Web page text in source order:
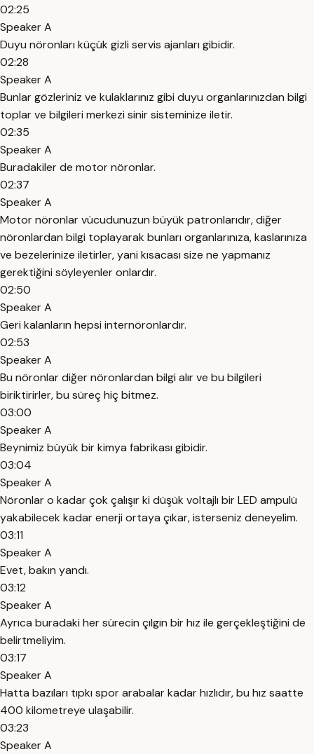
02:25
Speaker A
Duyu nöronları küçük gizli servis ajanları gibidir.
02:28
Speaker A
Bunlar gözleriniz ve kulaklarınız gibi duyu organlarınızdan bilgi
toplar ve bilgileri merkezi sinir sisteminize iletir.
02:35
Speaker A
Buradakiler de motor nöronlar.
02:37
Speaker A
Motor nöronlar vücudunuzun büyük patronlarıdır, diğer
nöronlardan bilgi toplayarak bunları organlarınıza, kaslarınıza
ve bezelerinize iletirler, yani kısacası size ne yapmanız
gerektiğini söyleyenler onlardır.
02:50
Speaker A
Geri kalanların hepsi internöronlardır.
02:53
Speaker A
Bu nöronlar diğer nöronlardan bilgi alır ve bu bilgileri
biriktirirler, bu süreç hiç bitmez.
03:00
Speaker A
Beynimiz büyük bir kimya fabrikası gibidir.
03:04
Speaker A
Nöronlar o kadar çok çalışır ki düşük voltajlı bir LED ampulü
yakabilecek kadar enerji ortaya çıkar, isterseniz deneyelim.
03:11
Speaker A
Evet, bakın yandı.
03:12
Speaker A
Ayrıca buradaki her sürecin çılgın bir hız ile gerçekleştiğini de
belirtmeliyim.
03:17
Speaker A
Hatta bazıları tıpkı spor arabalar kadar hızlıdır, bu hız saatte
400 kilometreye ulaşabilir.
03:23
Speaker A